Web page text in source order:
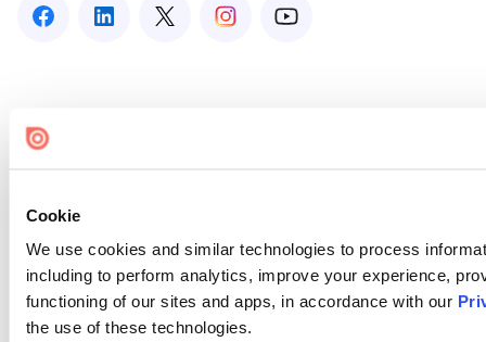
Cookie
We use cookies and similar technologies to process
including to perform analytics, improve your experience,
functioning of our sites and apps, in accordance with our
the use of these technologies.